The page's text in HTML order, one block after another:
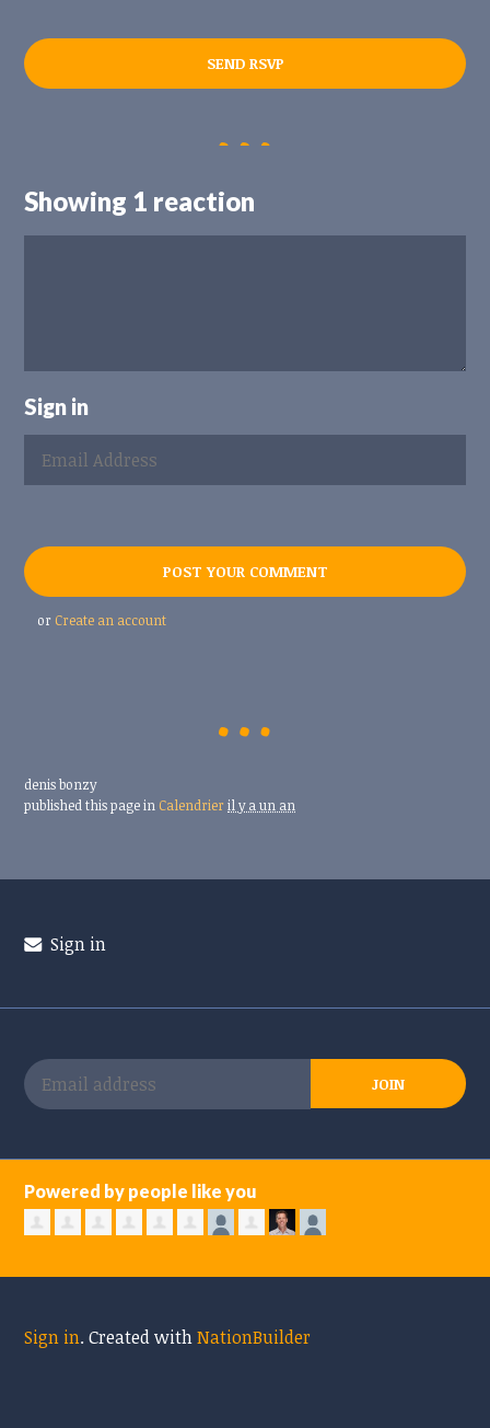
Showing 1 reaction
Sign in
or Create an account
denis bonzy
published this page in Calendrier il y a un an
Sign in
Powered by people like you
Sign in.Created withNationBuilder